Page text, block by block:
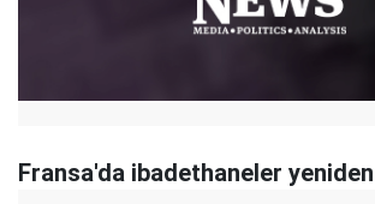
Fransa'da ibadethaneler yeniden